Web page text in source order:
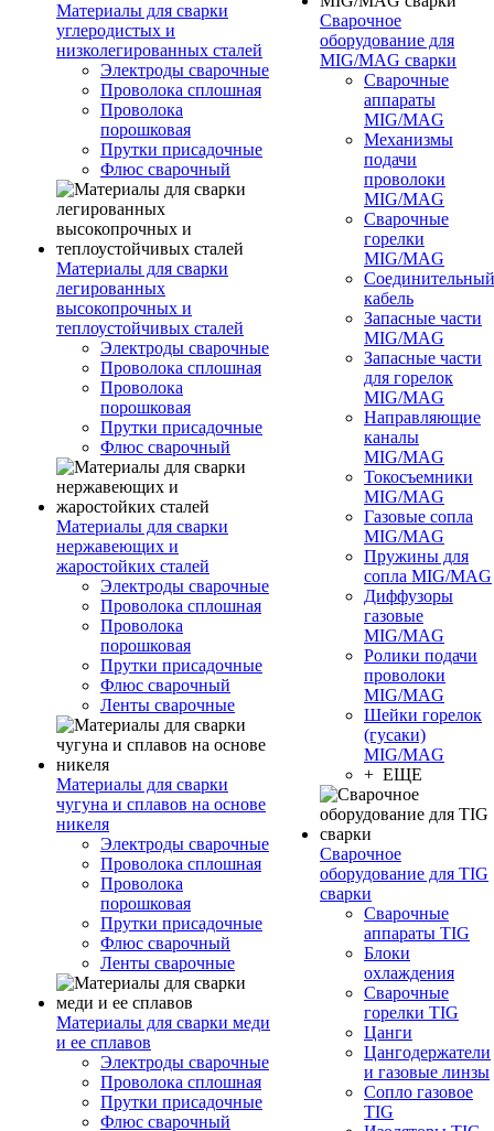
Материалы для сварки
углеродистых и
низколегированных сталей
Электроды сварочные
Проволока сплошная
Проволока
порошковая
Прутки присадочные
Флюс сварочный
Материалы для сварки
легированных
высокопрочных и
теплоустойчивых сталей
Электроды сварочные
Проволока сплошная
Проволока
порошковая
Прутки присадочные
Флюс сварочный
Материалы для сварки
нержавеющих и
жаростойких сталей
Электроды сварочные
Проволока сплошная
Проволока
порошковая
Прутки присадочные
Флюс сварочный
Ленты сварочные
Материалы для сварки
чугуна и сплавов на основе
никеля
Электроды сварочные
Проволока сплошная
Проволока
порошковая
Прутки присадочные
Флюс сварочный
Ленты сварочные
Материалы для сварки меди
и ее сплавов
Электроды сварочные
Проволока сплошная
Прутки присадочные
Флюс сварочный
Сварочное
оборудование для
MIG/MAG сварки
Сварочные
аппараты
MIG/MAG
Механизмы
подачи
проволоки
MIG/MAG
Сварочные
горелки
MIG/MAG
Соединительный
кабель
Запасные части
MIG/MAG
Запасные части
для горелок
MIG/MAG
Направляющие
каналы
MIG/MAG
Токосъемники
MIG/MAG
Газовые сопла
MIG/MAG
Пружины для
сопла MIG/MAG
Диффузоры
газовые
MIG/MAG
Ролики подачи
проволоки
MIG/MAG
Шейки горелок
(гусаки)
MIG/MAG
+ ЕЩЕ
Сварочное
оборудование для TIG
сварки
Сварочные
аппараты TIG
Блоки
охлаждения
Сварочные
горелки TIG
Цанги
Цангодержатели
и газовые линзы
Сопло газовое
TIG